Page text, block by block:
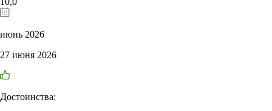
июнь 2026
27 июня 2026
Достоинства: